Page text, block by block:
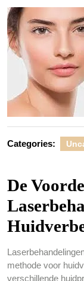
Categories:
De
methode voor
verschillende